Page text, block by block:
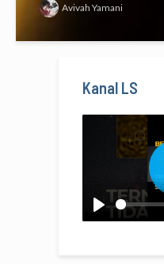
Avivah Yamani
Kanal LS